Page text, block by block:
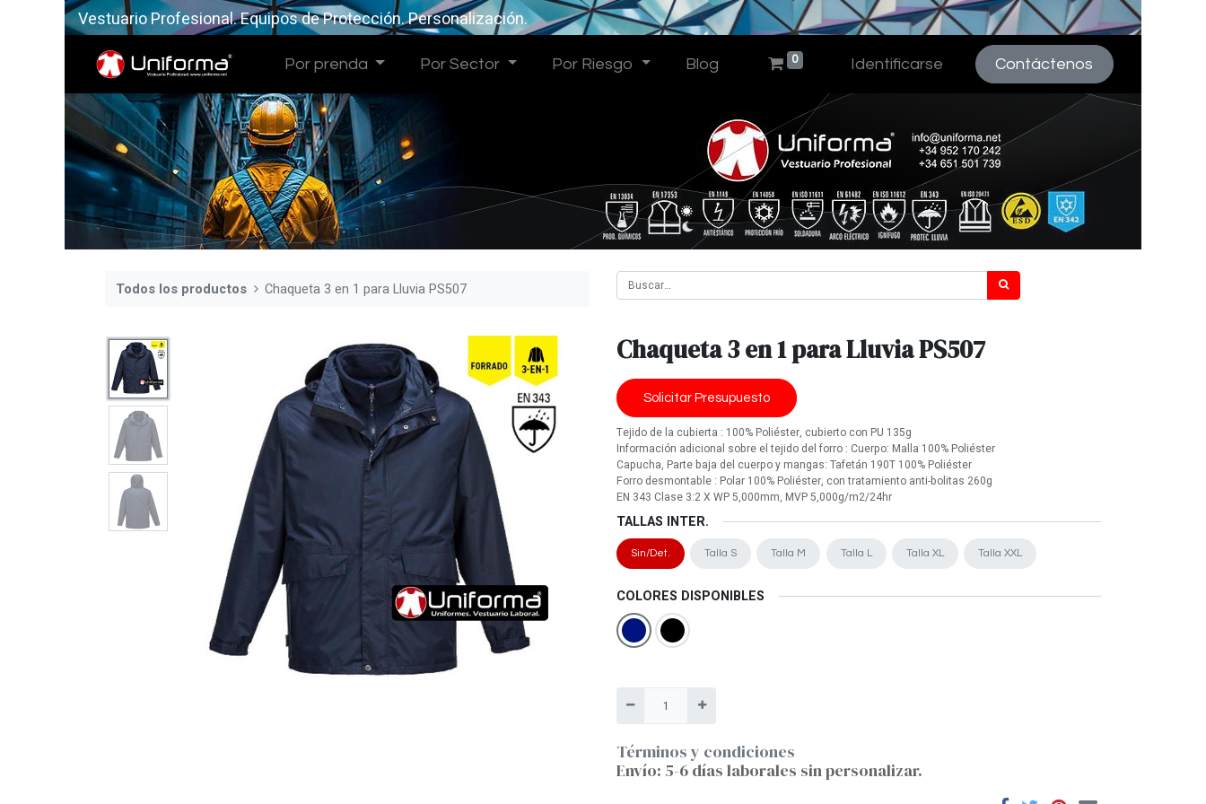
Vestuario Profesional. Equipos de Protección. Personalización.
Por prenda Por Sector Por Riesgo Blog 0 Identificarse Contáctenos
Todos los productos Chaqueta 3 en 1 para Lluvia PS507
Chaqueta 3 en 1 para Lluvia PS507
Solicitar Presupuesto
Tejido de la cubierta : 100% Poliéster, cubierto con PU 135g
Información adicional sobre el tejido del forro : Cuerpo: Malla 100% Poliéster
Capucha, Parte baja del cuerpo y mangas: Tafetán 190T 100% Poliéster
Forro desmontable : Polar 100% Poliéster, con tratamiento anti-bolitas 260g
EN 343 Clase 3:2 X WP 5,000mm, MVP 5,000g/m2/24hr
TALLAS INTER.
Sin/Det. Talla S Talla M Talla L Talla XL Talla XXL
COLORES DISPONIBLES
Términos y condiciones
Envío: 5-6 días laborales sin personalizar.